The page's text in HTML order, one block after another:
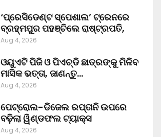
‘ପ୍ରେସିଡେଣ୍ଟ ସ୍ପେଶାଲ’ ଟ୍ରେନରେ
ବ୍ରହ୍ମପୁର ପହଞ୍ଚିଲେ ରାଷ୍ଟ୍ରପତି,
Aug 4, 2026
ଓୟୁଏଟି ପିଜି ଓ ପିଏଚ୍‌ଡି ଛାତ୍ରଙ୍କୁ ମିଳିବ
ମାସିକ ଭତ୍ତା, ଜାଣନ୍ତୁ…
Aug 4, 2026
ପେଟ୍ରୋଲ-ଡିଜେଲ ରପ୍ତାନି ଉପରେ
ବଢ଼ିଲା ୱିଣ୍ଡଫଲ ଟ୍ୟାକ୍ସ
Aug 4, 2026